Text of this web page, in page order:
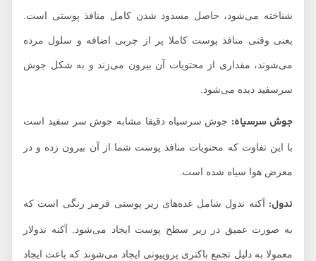
شناخته می‌شود، حاصل مسدود شدن کامل منافذ پوستی است.
یعنی وقتی منافذ پوست کاملا پر از چربی اضافه و سلول مرده
می‌شوند، مقداری از محتویات آن بیرون می‌زند و به شکل جوش
سرسفید دیده می‌شود.
جوش سرسیاه:جوش سرسیاه دقیقا مشابه جوش سر سفید است
با این تفاوت که محتویات منافذ پوست شما از آن بیرون زده و در
معرض هوا سیاه شده است.
ندول:آکنه ندول شامل غده‌های زیر پوستی قرمز رنگی است که
به صورت عمیق در زیر سطح پوست ایجاد می‌شود. آکنه ندولار
معمولا به دلیل تجمع باکتری پروپیونی ایجاد می‌شوند که باعث ایجاد